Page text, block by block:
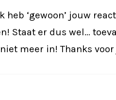
heb ‘gewoon’ jouw
Staat er dus wel…
meer in! Thanks